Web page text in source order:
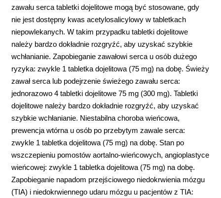
zawału serca tabletki dojelitowe mogą być stosowane, gdy
nie jest dostępny kwas acetylosalicylowy w tabletkach
niepowlekanych. W takim przypadku tabletki dojelitowe
należy bardzo dokładnie rozgryźć, aby uzyskać szybkie
wchłanianie. Zapobieganie zawałowi serca u osób dużego
ryzyka: zwykle 1 tabletka dojelitowa (75 mg) na dobę. Świeży
zawał serca lub podejrzenie świeżego zawału serca:
jednorazowo 4 tabletki dojelitowe 75 mg (300 mg). Tabletki
dojelitowe należy bardzo dokładnie rozgryźć, aby uzyskać
szybkie wchłanianie. Niestabilna choroba wieńcowa,
prewencja wtórna u osób po przebytym zawale serca:
zwykle 1 tabletka dojelitowa (75 mg) na dobę. Stan po
wszczepieniu pomostów aortalno-wieńcowych, angioplastyce
wieńcowej: zwykle 1 tabletka dojelitowa (75 mg) na dobę.
Zapobieganie napadom przejściowego niedokrwienia mózgu
(TIA) i niedokrwiennego udaru mózgu u pacjentów z TIA: